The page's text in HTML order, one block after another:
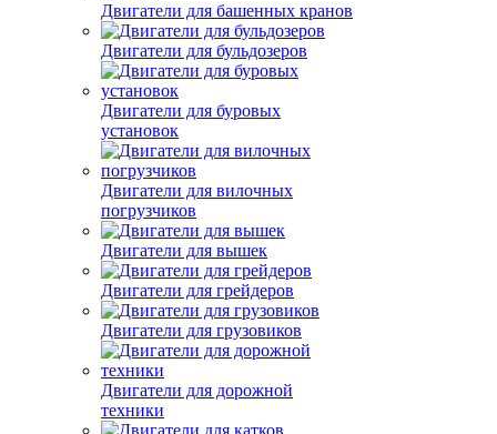
Двигатели для башенных кранов
Двигатели для бульдозеров
Двигатели для буровых
установок
Двигатели для вилочных
погрузчиков
Двигатели для вышек
Двигатели для грейдеров
Двигатели для грузовиков
Двигатели для дорожной
техники